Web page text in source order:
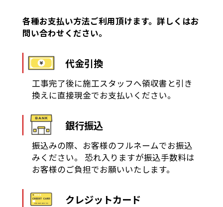
各種お支払い方法ご利用頂けます。詳しくはお
問い合わせください。
代金引換
工事完了後に施工スタッフへ領収書と引き
換えに直接現金でお支払いください。
銀行振込
振込みの際、お客様のフルネームでお振込
みください。
恐れ入りますが振込手数料は
お客様のご負担でお願いいたします。
クレジットカード